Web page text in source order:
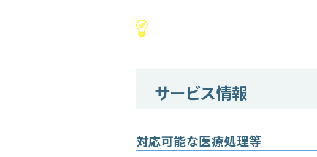
サービス情報
対応可能な医療処理等